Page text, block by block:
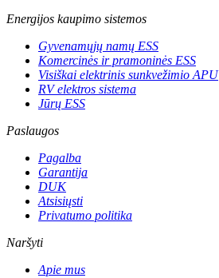
Energijos kaupimo sistemos
Gyvenamųjų namų ESS
Komercinės ir pramoninės ESS
Visiškai elektrinis sunkvežimio APU
RV elektros sistema
Jūrų ESS
Paslaugos
Pagalba
Garantija
DUK
Atsisiųsti
Privatumo politika
Naršyti
Apie mus